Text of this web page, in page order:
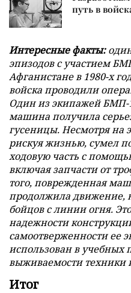
путь в
Интересные факты:
эпизодов с участием
Афганистане в 1980-х
войска проводили
Один из экипажей БМП-1
машина получила
гусеницы. Несмотря на
рискуя жизнью, сумел
ходовую часть с
включая запчасти от
того, поврежденная
продолжила движение,
бойцов с линии огня.
надежности
самоотверженности ее
использован в учебных
выживаемости техники
Итог